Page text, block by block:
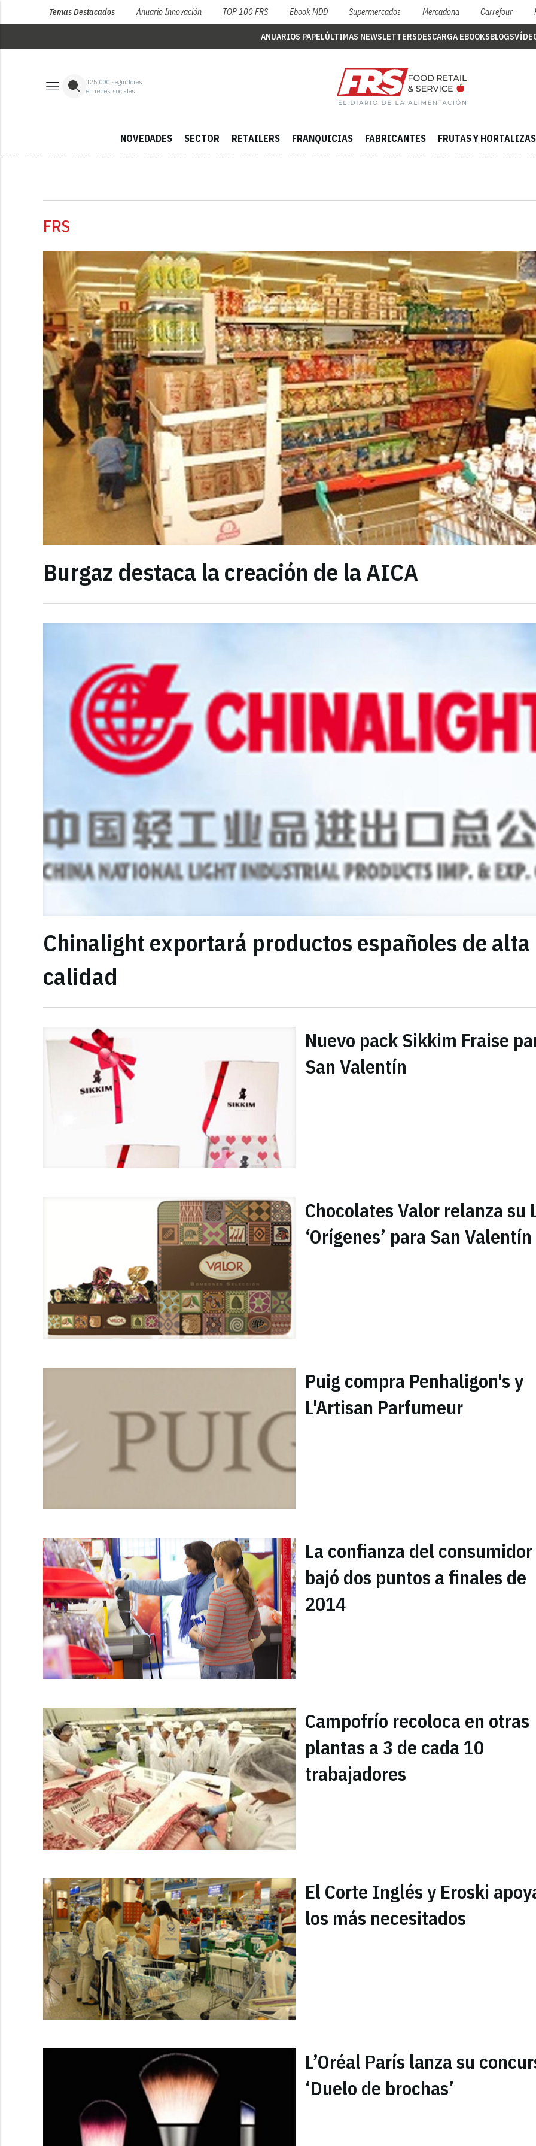
Temas Destacados Anuario Innovación TOP 100 FRS Ebook MDD Supermercados Mercadona Carrefour
ANUARIOS PAPELÚLTIMAS NEWSLETTERSDESCARGA EBOOKSBLOGS
125,000 seguidores
en redes sociales
NOVEDADES SECTOR RETAILERS FRANQUICIAS FABRICANTES FRUTAS Y HORTALIZAS
FRS
Burgaz destaca la creación de la AICA
Chinalight exportará productos españoles de alta
calidad
Nuevo pack Sikkim Fraise
San Valentín
Chocolates Valor relanza su
‘Orígenes’ para San Valentín
Puig compra Penhaligon's y
L'Artisan Parfumeur
La confianza del consumidor
bajó dos puntos a finales de
2014
Campofrío recoloca en otras
plantas a 3 de cada 10
trabajadores
El Corte Inglés y Eroski
los más necesitados
L’Oréal París lanza su
‘Duelo de brochas’